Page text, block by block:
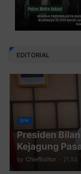
EDITORIAL
BPK
Presiden
Kejagung
by ChiefEditor - 21.53